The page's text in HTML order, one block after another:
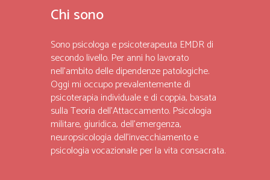
Chi sono
Sono psicologa e psicoterapeuta EMDR di
secondo livello. Per anni ho lavorato
nell’ambito delle dipendenze patologiche.
Oggi mi occupo prevalentemente di
psicoterapia individuale e di coppia, basata
sulla Teoria dell’Attaccamento. Psicologia
militare, giuridica, dell’emergenza,
neuropsicologia dell’invecchiamento e
psicologia vocazionale per la vita consacrata.